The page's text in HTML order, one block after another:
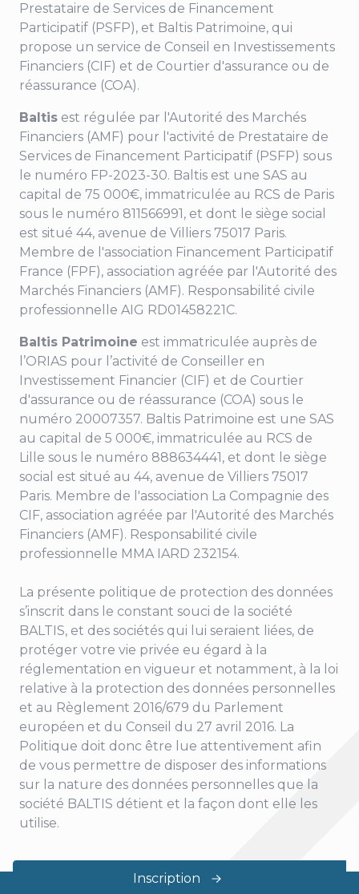
Inscription
Prestataire de Services de Financement
Participatif (PSFP), et Baltis Patrimoine, qui
propose un service de Conseil en Investissements
Financiers (CIF) et de Courtier d'assurance ou de
réassurance (COA).
Baltis est régulée par l'Autorité des Marchés
Financiers (AMF) pour l'activité de Prestataire de
Services de Financement Participatif (PSFP) sous
le numéro FP-2023-30. Baltis est une SAS au
capital de 75 000€, immatriculée au RCS de Paris
sous le numéro 811566991, et dont le siège social
est situé 44, avenue de Villiers 75017 Paris.
Membre de l'association Financement Participatif
France (FPF), association agréée par l'Autorité des
Marchés Financiers (AMF). Responsabilité civile
professionnelle AIG RD01458221C.
Baltis Patrimoine est immatriculée auprès de
l’ORIAS pour l’activité de Conseiller en
Investissement Financier (CIF) et de Courtier
d'assurance ou de réassurance (COA) sous le
numéro 20007357. Baltis Patrimoine est une SAS
au capital de 5 000€, immatriculée au RCS de
Lille sous le numéro 888634441, et dont le siège
social est situé au 44, avenue de Villiers 75017
Paris. Membre de l'association La Compagnie des
CIF, association agréée par l'Autorité des Marchés
Financiers (AMF). Responsabilité civile
professionnelle MMA IARD 232154.
La présente politique de protection des données
s’inscrit dans le constant souci de la société
BALTIS, et des sociétés qui lui seraient liées, de
protéger votre vie privée eu égard à la
réglementation en vigueur et notamment, à la loi
relative à la protection des données personnelles
et au Règlement 2016/679 du Parlement
européen et du Conseil du 27 avril 2016. La
Politique doit donc être lue attentivement afin
de vous permettre de disposer des informations
sur la nature des données personnelles que la
société BALTIS détient et la façon dont elle les
utilise.